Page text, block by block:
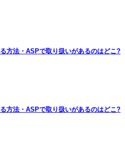
方法・ASPで取り扱いがあるのはどこ?
方法・ASPで取り扱いがあるのはどこ?